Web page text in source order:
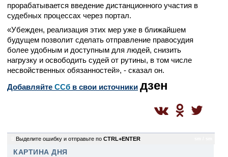
прорабатывается введение дистанционного участия в
судебных процессах через портал.
«Убежден, реализация этих мер уже в ближайшем
будущем позволит сделать отправление правосудия
более удобным и доступным для людей, снизить
нагрузку и освободить судей от рутины, в том числе
несвойственных обязанностей», - сказал он.
Добавляйте CСб в свои источники дзен
Выделите ошибку и отправьте по CTRL+ENTER
КАРТИНА ДНЯ